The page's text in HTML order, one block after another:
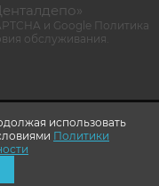
и Google Политика
обслуживания
использовать
Политики